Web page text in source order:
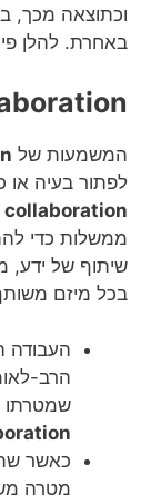
וכתוצאה מכך,
באחרת. להלן
המשמעות של
לפתור בעיה
collaboration
ממשלות כדי
שיתוף של ידע,
בכל מיזם
העבודה
שמטרתו
כאשר
מטרה